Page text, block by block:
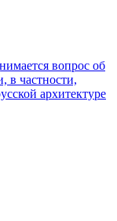
вопрос об
в частности,
архитектуре